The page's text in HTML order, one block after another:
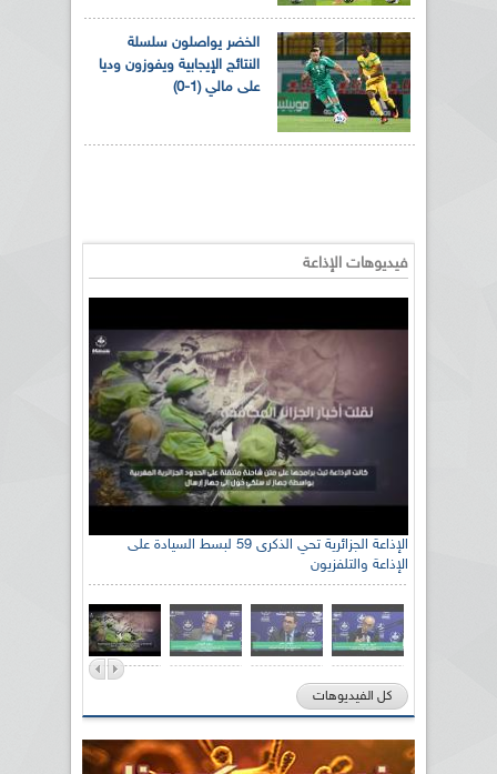
الخضر يواصلون سلسلة
النتائج الإيجابية ويفوزون وديا
على مالي (1-0)
فيديوهات الإذاعة
الإذاعة الجزائرية تحي الذكرى 59 لبسط السيادة على
الإذاعة والتلفزيون
كل الفيديوهات